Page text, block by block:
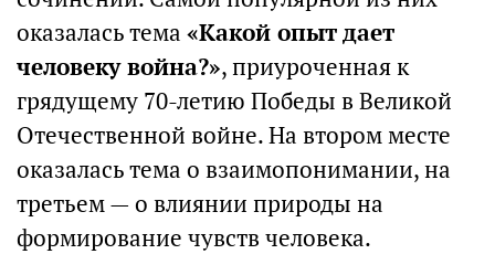
оказалась тема «Какой опыт дает
человеку война?», приуроченная к
грядущему 70-летию Победы в Великой
Отечественной войне. На втором месте
оказалась тема о взаимопонимании, на
третьем — о влиянии природы на
формирование чувств человека.